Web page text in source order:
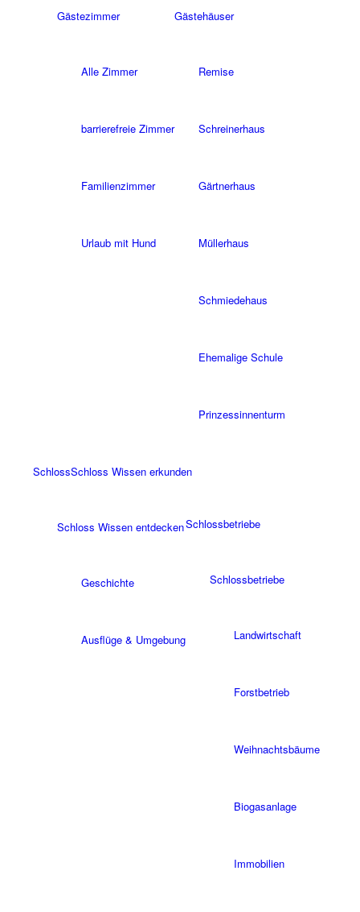
Gästezimmer
Alle Zimmer
barrierefreie Zimmer
Familienzimmer
Urlaub mit Hund
Gästehäuser
Remise
Schreinerhaus
Gärtnerhaus
Müllerhaus
Schmiedehaus
Ehemalige Schule
Prinzessinnenturm
SchlossSchloss Wissen erkunden
Schloss Wissen entdecken
Geschichte
Ausflüge & Umgebung
Schlossbetriebe
Schlossbetriebe
Landwirtschaft
Forstbetrieb
Weihnachtsbäume
Biogasanlage
Immobilien